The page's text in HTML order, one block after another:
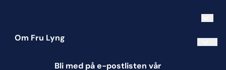
Om Fru Lyng
InformasjonskapslerBli med på e-postlisten vår